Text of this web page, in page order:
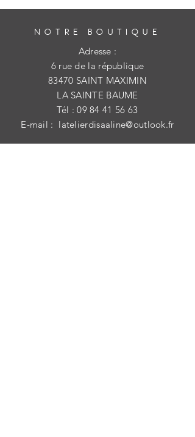
NOTRE BOUTIQUE
Adresse :
6 rue de la république
83470 SAINT MAXIMIN
LA SAINTE BAUME
Tél :09 84 41 56 63
E-mail : latelierdisaaline@outlook.fr